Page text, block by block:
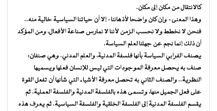
كالانتقال من مكان إلى مكان.
وهذا المعنى- وإن كان واضحا لأذهاننا- إلا أن حياتنا السياسية خالية منه..
فنحن لا نخطط ولا نحسب الزمن لأننا لا نمارس صناعة الأفعال، ومن المؤكد
أن ذلك إنما نجم عن جهلنا لعلم السياسة.
يصنف الفرابي السياسة بأنها فلسفة المدنية، والعلم المدني. وهي صنفان:
صنف به يحصل معرفة الموجودات التي ليس للإنسان فعلها ويسميها
النظرية.. والصنف الثاني به تحصل معرفة الأشياء التي شأنها أن تفعل القوة
على فعل الجميل منها، وتسمى هذه بالفلسفة المدنية والفلسفة العملية. ثم
يقسم الفلسفة المدنية إلى الفلسفة الخلقية والفلسفة السياسية. ثم يعرف هذه